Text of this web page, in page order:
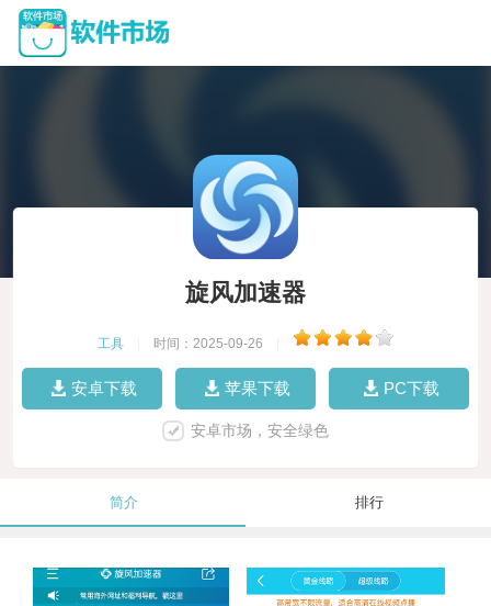
旋风加速器
工具 时间：2025-09-26
安卓下载 苹果下载 PC下载
安卓市场，安全绿色
简介 排行